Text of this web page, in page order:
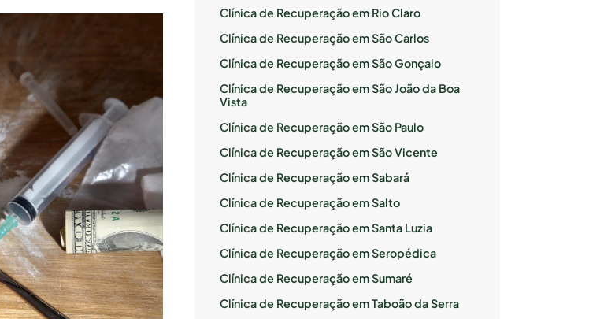
Clínica de Recuperação em Rio Claro
Clínica de Recuperação em São Carlos
Clínica de Recuperação em São Gonçalo
Clínica de Recuperação em São João da Boa
Vista
Clínica de Recuperação em São Paulo
Clínica de Recuperação em São Vicente
Clínica de Recuperação em Sabará
Clínica de Recuperação em Salto
Clínica de Recuperação em Santa Luzia
Clínica de Recuperação em Seropédica
Clínica de Recuperação em Sumaré
Clínica de Recuperação em Taboão da Serra